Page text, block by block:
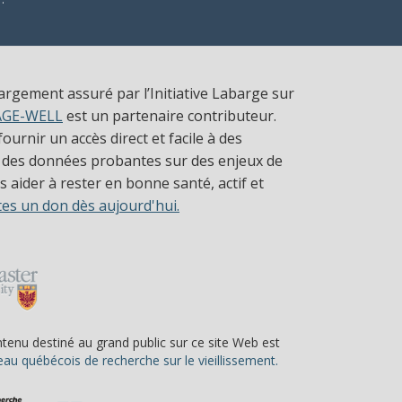
assuré par l’Initiative Labarge sur
WELLest un partenaire contributeur.
un accès direct et facile à des
données probantes sur des enjeux de
aider à rester en bonne santé, actif et
un don dès aujourd'hui.
destiné au grand public sur ce site Web est
québécois de recherche sur le vieillissement.